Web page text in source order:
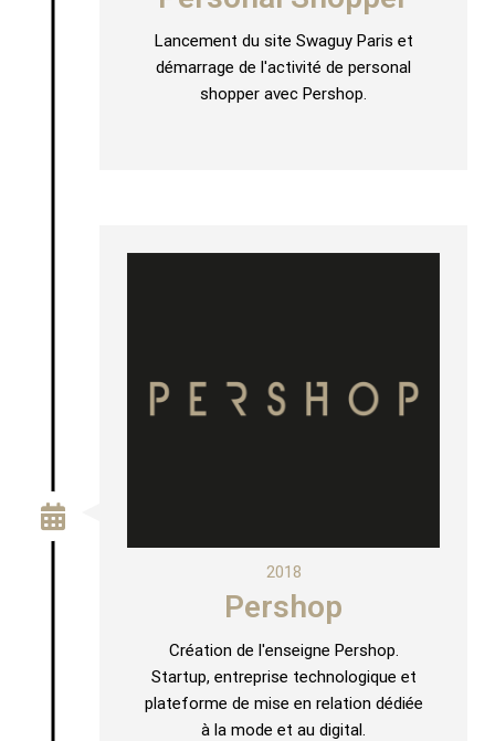
Lancement du site Swaguy Paris et
démarrage de l'activité de personal
shopper avec Pershop.
2018
Pershop
Création de l'enseigne Pershop.
Startup, entreprise technologique et
plateforme de mise en relation dédiée
à la mode et au digital.